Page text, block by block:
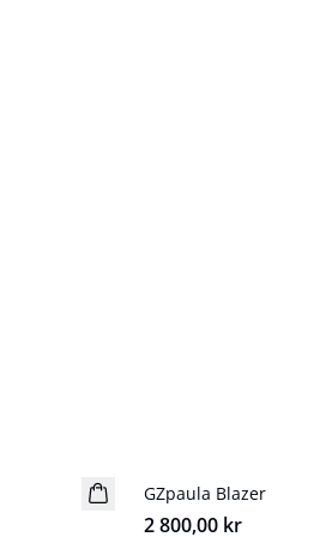
NYHET
GZpaula Blazer
2 800,00 kr